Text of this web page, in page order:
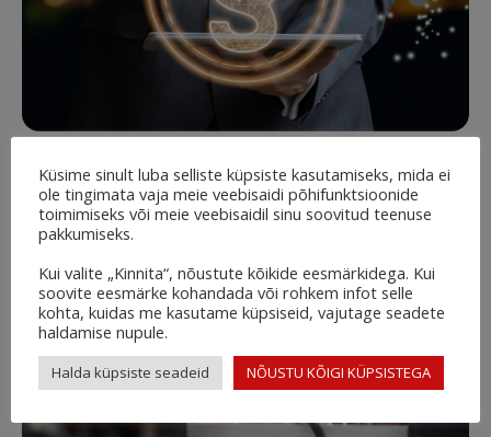
jõudma iga inimeseni, kes seda vajab
9. okt. 2025
Küsime sinult luba selliste küpsiste kasutamiseks, mida ei
ole tingimata vaja meie veebisaidi põhifunktsioonide
toimimiseks või meie veebisaidil sinu soovitud teenuse
pakkumiseks.
Kui valite „Kinnita“, nõustute kõikide eesmärkidega. Kui
soovite eesmärke kohandada või rohkem infot selle
kohta, kuidas me kasutame küpsiseid, vajutage seadete
haldamise nupule.
Halda küpsiste seadeid NÕUSTU KÕIGI KÜPSISTEGA